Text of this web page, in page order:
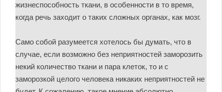
жизнеспособность ткани, в особенности в то время,
когда речь заходит о таких сложных органах, как мозг.
Само собой разумеется хотелось бы думать, что в
случае, если возможно без неприятностей заморозить
некий количество ткани и пара клеток, то и с
заморозкой целого человека никаких неприятностей не